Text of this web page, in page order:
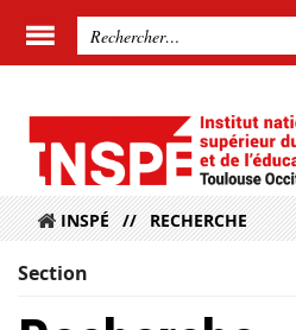
INSPÉ RECHERCHE
Section